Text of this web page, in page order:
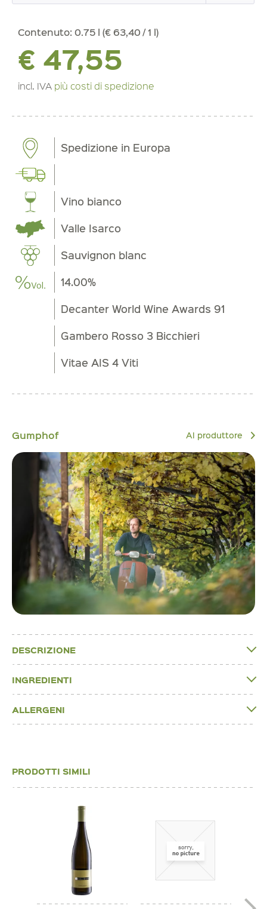
Contenuto: 0.75 l (€ 63,40 / 1 l)
€ 47,55
incl. IVA più costi di spedizione
Spedizione in Europa
Vino bianco
Valle Isarco
Sauvignon blanc
14.00%
Decanter World Wine Awards 91
Gambero Rosso 3 Bicchieri
Vitae AIS 4 Viti
Gumphof Al produttore
DESCRIZIONE
INGREDIENTI
ALLERGENI
PRODOTTI SIMILI